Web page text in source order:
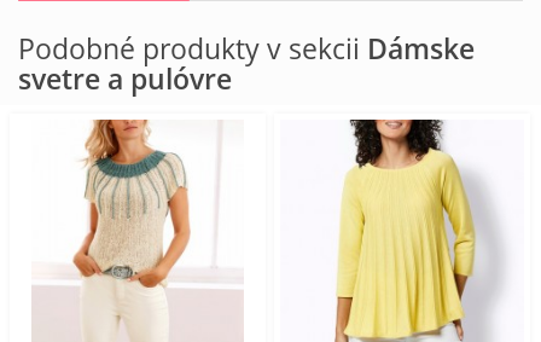
Podobné produkty v sekcii Dámske
svetre a pulóvre